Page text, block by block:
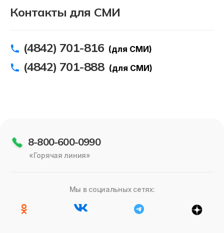
Контакты для СМИ
(4842) 701-816 (для СМИ)
(4842) 701-888 (для СМИ)
8-800-600-0990
«Горячая линия»
Мы в социальных сетях: